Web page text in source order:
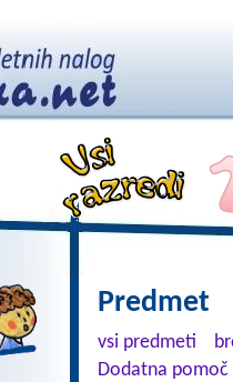
Predmet
vsi predmeti
Dodatna